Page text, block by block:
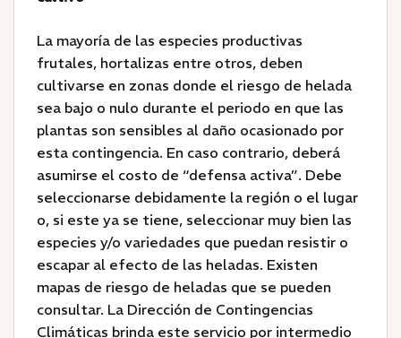
La mayoría de las especies productivas
frutales, hortalizas entre otros, deben
cultivarse en zonas donde el riesgo de helada
sea bajo o nulo durante el periodo en que las
plantas son sensibles al daño ocasionado por
esta contingencia. En caso contrario, deberá
asumirse el costo de “defensa activa”. Debe
seleccionarse debidamente la región o el lugar
o, si este ya se tiene, seleccionar muy bien las
especies y/o variedades que puedan resistir o
escapar al efecto de las heladas. Existen
mapas de riesgo de heladas que se pueden
consultar. La Dirección de Contingencias
Climáticas brinda este servicio por intermedio